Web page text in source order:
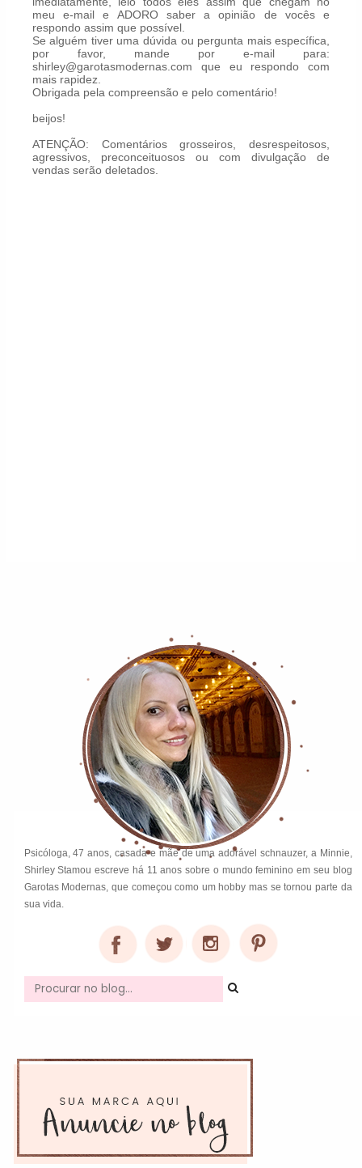
meu e-mail e ADORO saber a opinião de vocês e
respondo assim que possível.
Se alguém tiver uma dúvida ou pergunta mais específica,
por favor, mande por e-mail para:
shirley@garotasmodernas.com que eu respondo com
mais rapidez.
Obrigada pela compreensão e pelo comentário!
beijos!
ATENÇÃO: Comentários grosseiros, desrespeitosos,
agressivos, preconceituosos ou com divulgação de
vendas serão deletados.
Psicóloga, 47 anos, casada e mãe de uma adorável schnauzer, a Minnie,
Shirley Stamou escreve há 11 anos sobre o mundo feminino em seu blog
Garotas Modernas, que começou como um hobby mas se tornou parte da
sua vida.